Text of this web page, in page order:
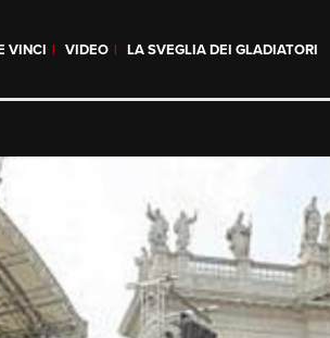
VINCI VIDEO LA SVEGLIA DEI GLADIATORI